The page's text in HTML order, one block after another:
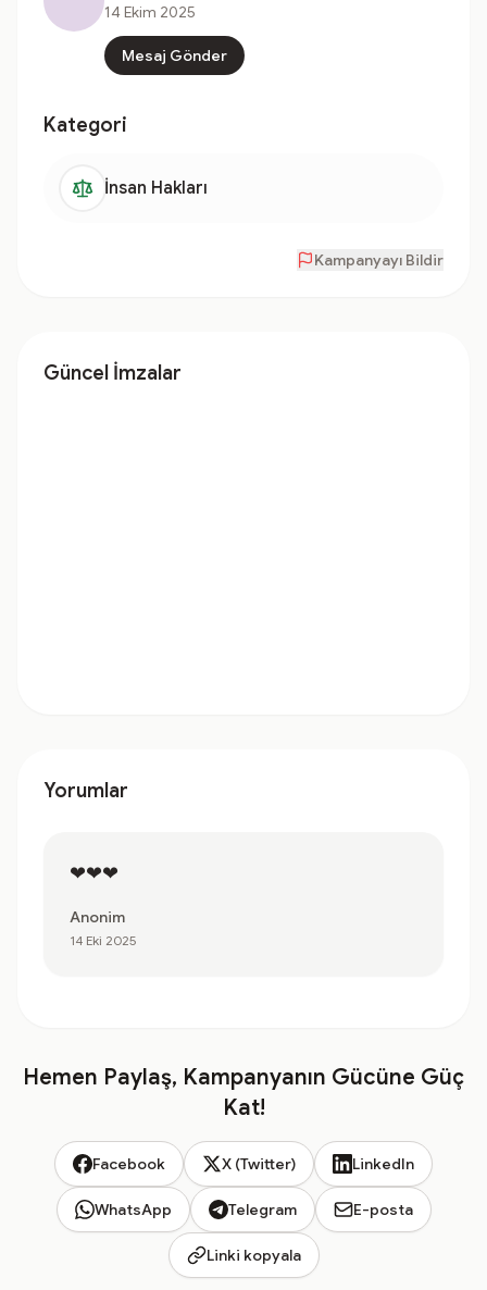
14 Ekim 2025
Mesaj Gönder
Kategori
İnsan Hakları
Kampanyayı Bildir
Güncel İmzalar
Yorumlar
❤❤❤
Anonim
14 Eki 2025
Hemen Paylaş, Kampanyanın Gücüne Güç
Kat!
Facebook X (Twitter) LinkedIn
WhatsApp Telegram E-posta
Linki kopyala